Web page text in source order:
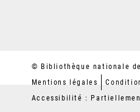
© Bibliothèque nationale
Mentions légales
Accessibilité :